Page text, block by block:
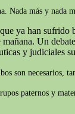
Nada más y nada
ya han
Un
y judiciales
son necesarios,
paternos y